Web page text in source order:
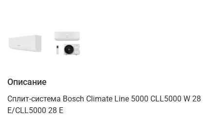
Описание
Сплит-система Bosch Climate Line 5000 CLL5000 W 28
E/CLL5000 28 E